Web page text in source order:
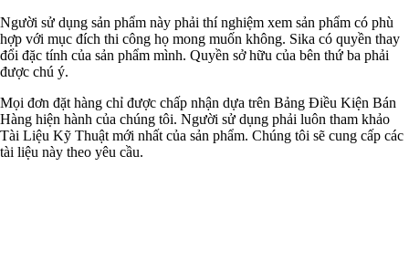
Người sử dụng sản phẩm này phải thí nghiệm xem sản phẩm có phù
hợp với mục đích thi công họ mong muốn không. Sika có quyền thay
đổi đặc tính của sản phẩm mình. Quyền sở hữu của bên thứ ba phải
được chú ý.
Mọi đơn đặt hàng chỉ được chấp nhận dựa trên Bảng Điều Kiện Bán
Hàng hiện hành của chúng tôi. Người sử dụng phải luôn tham khảo
Tài Liệu Kỹ Thuật mới nhất của sản phẩm. Chúng tôi sẽ cung cấp các
tài liệu này theo yêu cầu.